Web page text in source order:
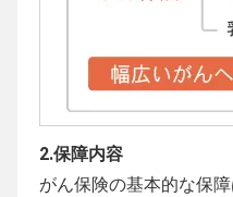
2.保障内容
がん保険の基本的な保